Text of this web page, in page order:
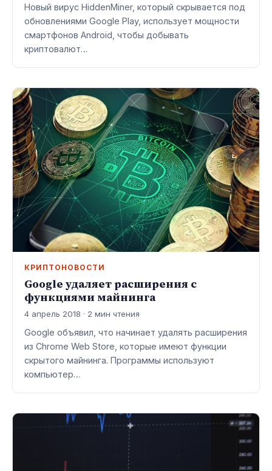
Новый вирус HiddenMiner, который скрывается под
обновлениями Google Play, использует мощности
смартфонов Android, чтобы добывать
криптовалют…
КРИПТОНОВОСТИ
Google удаляет расширения с
функциями майнинга
4 апрель 2018 · 2 мин чтения
Google объявил, что начинает удалять расширения
из Chrome Web Store, которые имеют функции
скрытого майнинга. Программы используют
компьютер…